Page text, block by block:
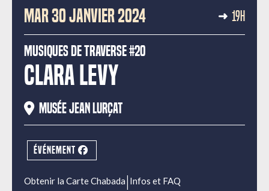
MAR 30 JANVIER 2024 19H
Musiques de Traverse #20
CLARA LEVY
Musée Jean Lurçat
ÉVÉNEMENT
Obtenir la Carte Chabada| Infos et FAQ